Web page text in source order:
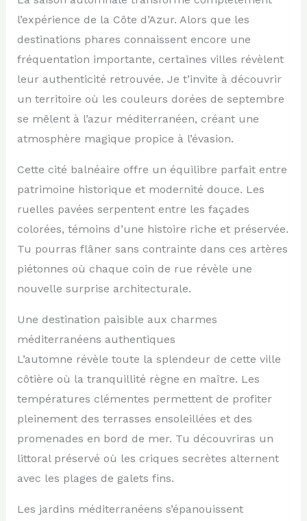
l’expérience de la Côte d’Azur. Alors que les
destinations phares connaissent encore une
fréquentation importante, certaines villes révèlent
leur authenticité retrouvée. Je t’invite à découvrir
un territoire où les couleurs dorées de septembre
se mêlent à l’azur méditerranéen, créant une
atmosphère magique propice à l’évasion.
Cette cité balnéaire offre un équilibre parfait entre
patrimoine historique et modernité douce. Les
ruelles pavées serpentent entre les façades
colorées, témoins d’une histoire riche et préservée.
Tu pourras flâner sans contrainte dans ces artères
piétonnes où chaque coin de rue révèle une
nouvelle surprise architecturale.
Une destination paisible aux charmes
méditerranéens authentiques
L’automne révèle toute la splendeur de cette ville
côtière où la tranquillité règne en maître. Les
températures clémentes permettent de profiter
pleinement des terrasses ensoleillées et des
promenades en bord de mer. Tu découvriras un
littoral préservé où les criques secrètes alternent
avec les plages de galets fins.
Les jardins méditerranéens s’épanouissent